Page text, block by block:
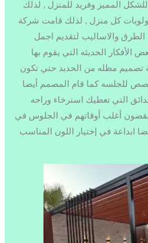
المميز وفريد للمنزل , لذلك
اولويات كل منزل , لذلك قامت شركة
والاساليب لتقديم اجمل
الأفكار الحديثه التي يقوم بها
تصميم مظله من الحديد حتي تكون
للجلسه كما قام المصمم أيضا
التي تعطيك استرخاء وراحه
أغلب أوقاتهم في الجلوس في
ابداعة في إختيار اللون المناسب